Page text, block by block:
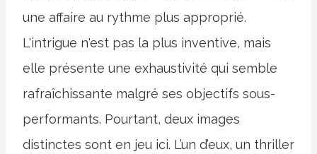
une affaire au rythme plus approprié.
L'intrigue n'est pas la plus inventive, mais
elle présente une exhaustivité qui semble
rafraîchissante malgré ses objectifs sous-
performants. Pourtant, deux images
distinctes sont en jeu ici. L’un d’eux, un thriller